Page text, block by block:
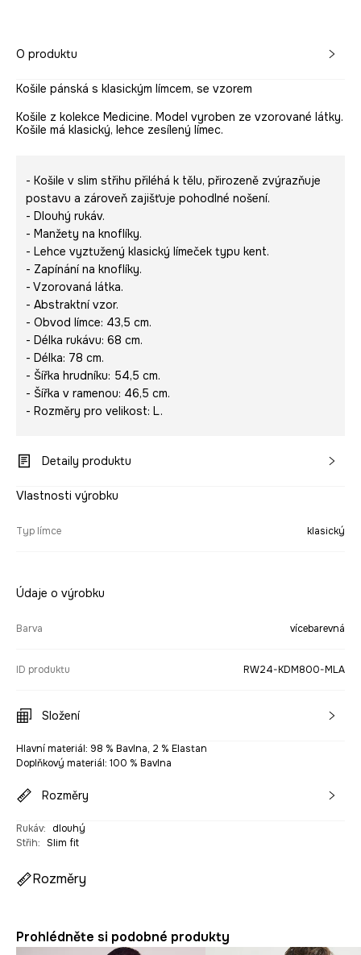
O produktu
Košile pánská s klasickým límcem, se vzorem
Košile z kolekce Medicine. Model vyroben ze vzorované látky.
Košile má klasický, lehce zesílený límec.
- Košile v slim střihu přiléhá k tělu, přirozeně zvýrazňuje
postavu a zároveň zajišťuje pohodlné nošení.
- Dlouhý rukáv.
- Manžety na knoflíky.
- Lehce vyztužený klasický límeček typu kent.
- Zapínání na knoflíky.
- Vzorovaná látka.
- Abstraktní vzor.
- Obvod límce: 43,5 cm.
- Délka rukávu: 68 cm.
- Délka: 78 cm.
- Šířka hrudníku: 54,5 cm.
- Šířka v ramenou: 46,5 cm.
- Rozměry pro velikost: L.
Detaily produktu
Vlastnosti výrobku
Typ límce klasický
Údaje o výrobku
Barva vícebarevná
ID produktu RW24-KDM800-MLA
Složení
Hlavní materiál: 98 % Bavlna, 2 % Elastan
Doplňkový materiál: 100 % Bavlna
Rozměry
Rukáv:
dlouhý
Střih: Slim fit
Rozměry
Prohlédněte si podobné produkty